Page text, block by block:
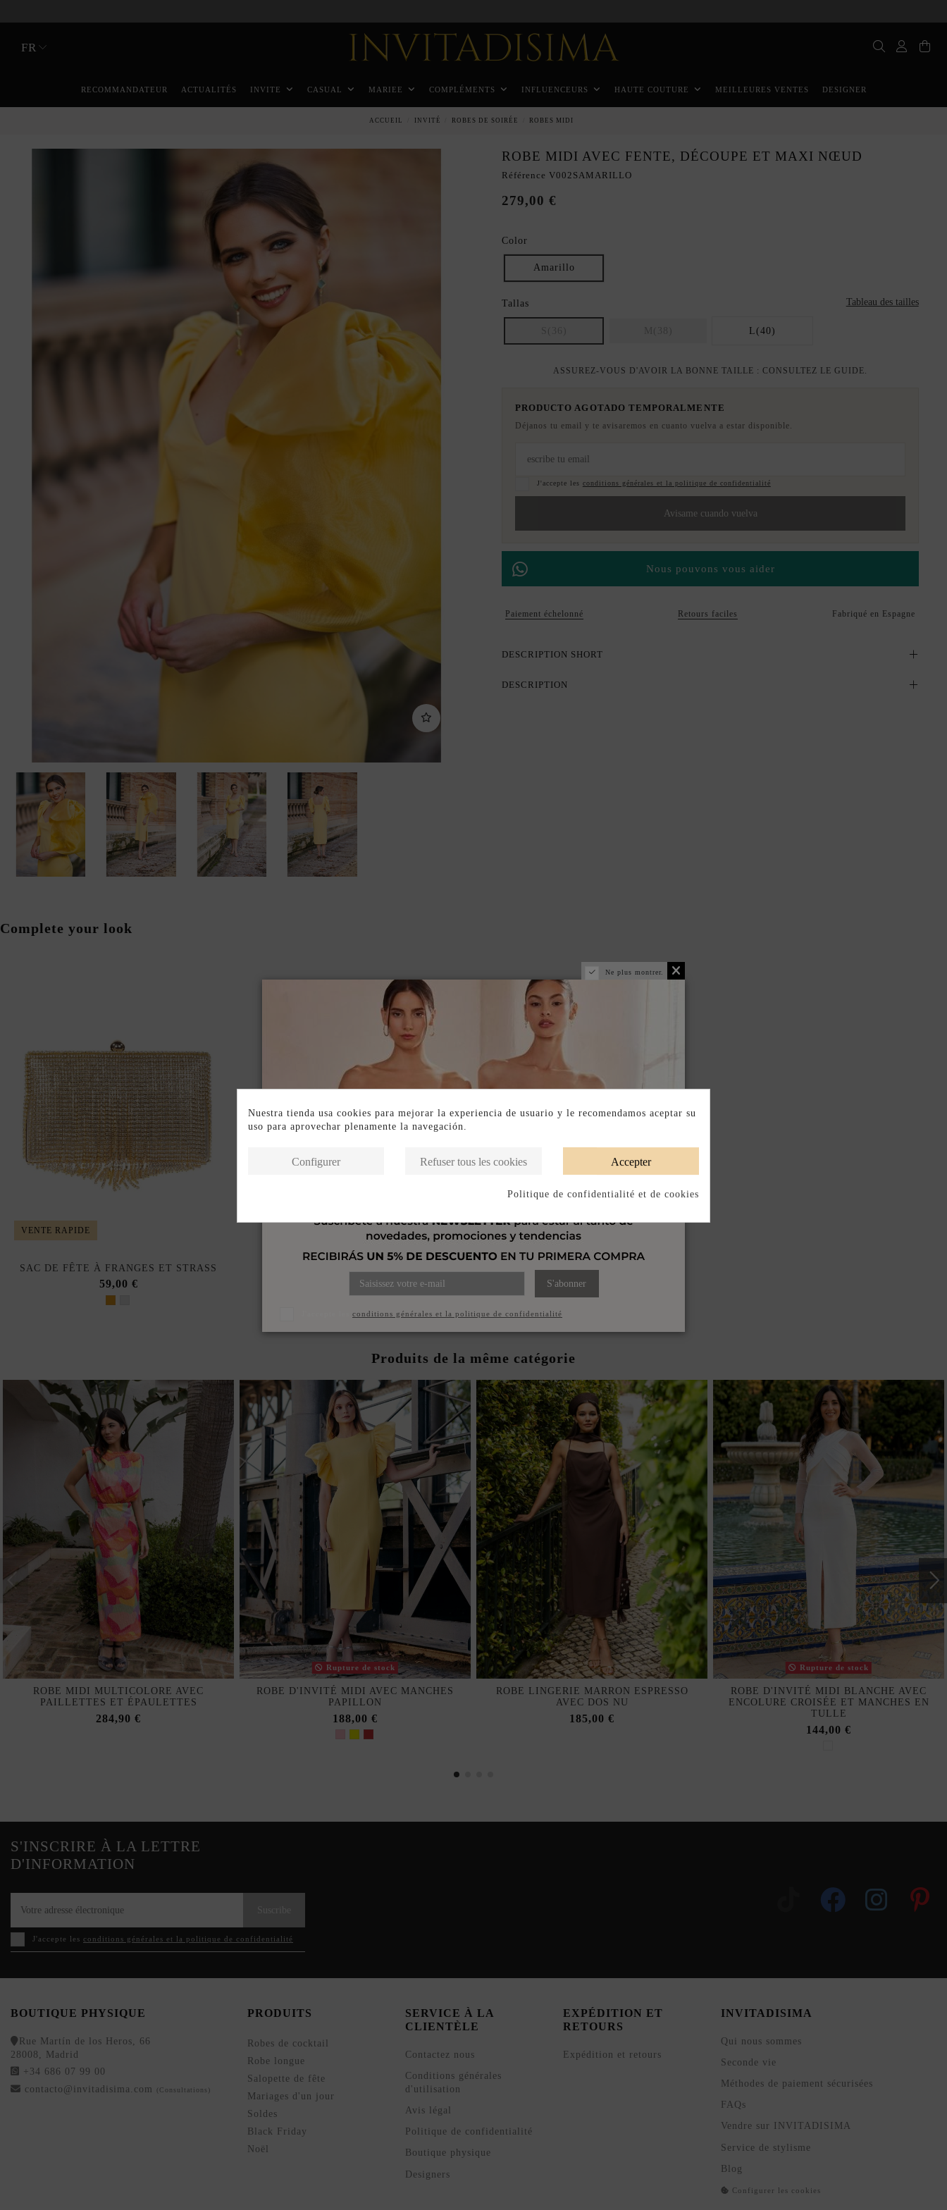
FR
RECOMMANDATEUR ACTUALITÉS INVITE CASUAL MARIEE COMPLÉMENTS INFLUENCEURS HAUTE COUTURE MEILLEURES VENTES DESIGNER
ACCUEIL INVITÉ ROBES DE SOIRÉE ROBES MIDI
ROBE MIDI AVEC FENTE, DÉCOUPE ET MAXI NŒUD
Référence V002SAMARILLO
279,00 €
Color
Amarillo
Tallas Tableau des tailles
L(40)
ASSUREZ-VOUS D'AVOIR LA BONNE TAILLE : CONSULTEZ LE GUIDE.
PRODUCTO AGOTADO TEMPORALMENTE
Déjanos tu email y te avisaremos en cuanto vuelva a estar disponible.
J'accepte les conditions générales et la politique de confidentialité
Avisame cuando vuelva
Nous pouvons vous aider
Paiement échelonné Retours faciles Fabriqué en Espagne
DESCRIPTION SHORT
DESCRIPTION
Complete your look
VENTE RAPIDE
SAC DE FÊTE À FRANGES ET STRASS
59,00 €
Produits de la même catégorie
ROBE MIDI MULTICOLORE AVEC
PAILLETTES ET ÉPAULETTES
284,90 €
Rupture de stock
ROBE D'INVITÉ MIDI AVEC MANCHES
PAPILLON
188,00 €
ROBE LINGERIE MARRON ESPRESSO
AVEC DOS NU
185,00 €
Rupture de stock
ROBE D'INVITÉ MIDI BLANCHE AVEC
ENCOLURE CROISÉE ET MANCHES EN
TULLE
144,00 €
S'INSCRIRE À LA LETTRE
D'INFORMATION
J'accepte les conditions générales et la politique de confidentialité
BOUTIQUE PHYSIQUE
Rue Martín de los Heros, 66
28008, Madrid
+34 686 07 99 00
contacto@invitadisima.com
(Consultations)
PRODUITS
Robes de cocktail
Robe longue
Salopette de fête
Mariages d'un jour
Soldes
Black Friday
Noël
SERVICE À LA
CLIENTÈLE
Contactez nous
Conditions générales
d'utilisation
Avis légal
Politique de confidentialité
Boutique physique
Designers
EXPÉDITION ET
RETOURS
Expédition et retours
INVITADISIMA
Qui nous sommes
Seconde vie
Méthodes de paiement sécurisées
FAQs
Vendre sur INVITADISIMA
Service de stylisme
Blog
Configurer les cookies
Ne plus montrer.
S'abonner
conditions générales et la politique de confidentialité
Nuestra tienda usa cookies para mejorar la experiencia de usuario y le recomendamos aceptar su
uso para aprovechar plenamente la navegación.
Accepter
Refuser tous les cookies
Configurer
Politique de confidentialité et de cookies